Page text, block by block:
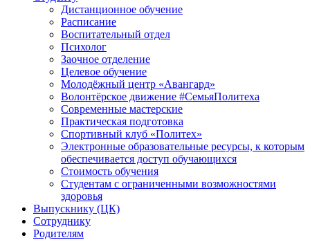
Дистанционное обучение
Расписание
Воспитательный отдел
Психолог
Заочное отделение
Целевое обучение
Молодёжный центр «Авангард»
Волонтёрское движение #СемьяПолитеха
Современные мастерские
Практическая подготовка
Спортивный клуб «Политех»
Электронные образовательные ресурсы, к которым
обеспечивается доступ обучающихся
Стоимость обучения
Студентам с ограниченными возможностями
здоровья
Выпускнику (ЦК)
Сотруднику
Родителям